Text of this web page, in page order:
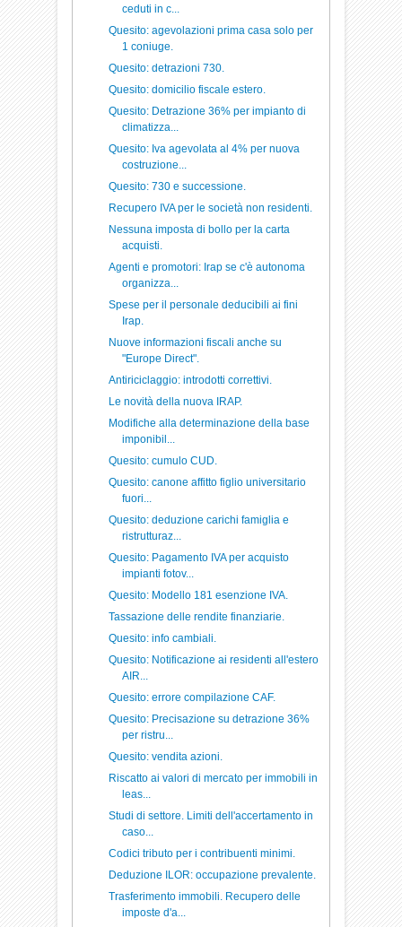
ceduti in c...
Quesito: agevolazioni prima casa solo per
1 coniuge.
Quesito: detrazioni 730.
Quesito: domicilio fiscale estero.
Quesito: Detrazione 36% per impianto di
climatizza...
Quesito: Iva agevolata al 4% per nuova
costruzione...
Quesito: 730 e successione.
Recupero IVA per le società non residenti.
Nessuna imposta di bollo per la carta
acquisti.
Agenti e promotori: Irap se c'è autonoma
organizza...
Spese per il personale deducibili ai fini
Irap.
Nuove informazioni fiscali anche su
"Europe Direct".
Antiriciclaggio: introdotti correttivi.
Le novità della nuova IRAP.
Modifiche alla determinazione della base
imponibil...
Quesito: cumulo CUD.
Quesito: canone affitto figlio universitario
fuori...
Quesito: deduzione carichi famiglia e
ristrutturaz...
Quesito: Pagamento IVA per acquisto
impianti fotov...
Quesito: Modello 181 esenzione IVA.
Tassazione delle rendite finanziarie.
Quesito: info cambiali.
Quesito: Notificazione ai residenti all'estero
AIR...
Quesito: errore compilazione CAF.
Quesito: Precisazione su detrazione 36%
per ristru...
Quesito: vendita azioni.
Riscatto ai valori di mercato per immobili in
leas...
Studi di settore. Limiti dell'accertamento in
caso...
Codici tributo per i contribuenti minimi.
Deduzione ILOR: occupazione prevalente.
Trasferimento immobili. Recupero delle
imposte d'a...